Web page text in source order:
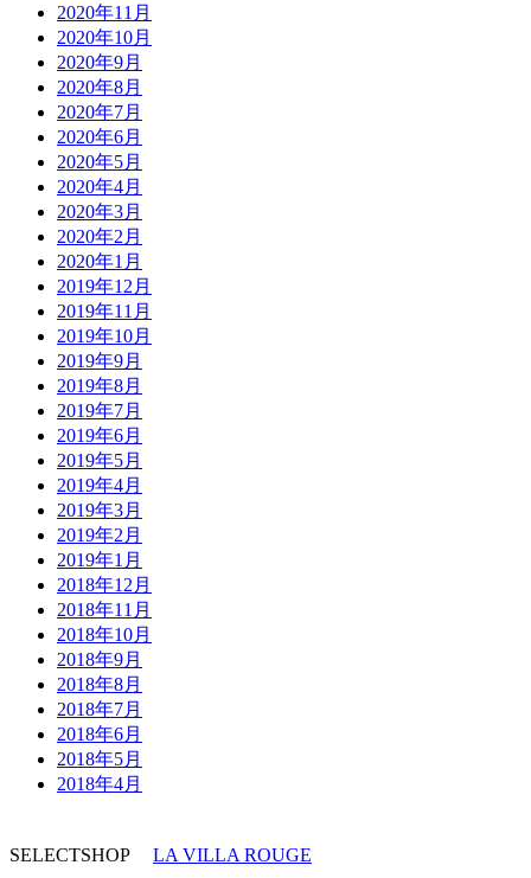
2020年11月
2020年10月
2020年9月
2020年8月
2020年7月
2020年6月
2020年5月
2020年4月
2020年3月
2020年2月
2020年1月
2019年12月
2019年11月
2019年10月
2019年9月
2019年8月
2019年7月
2019年6月
2019年5月
2019年4月
2019年3月
2019年2月
2019年1月
2018年12月
2018年11月
2018年10月
2018年9月
2018年8月
2018年7月
2018年6月
2018年5月
2018年4月
SELECTSHOP LA VILLA ROUGE